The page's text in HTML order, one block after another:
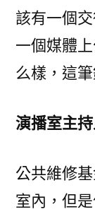
該有一個
一個媒體
么樣，這
演播室主持
公共維修
室內，但